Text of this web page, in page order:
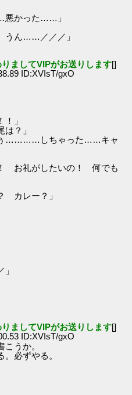
かった……」
ん……／／／」
ましてVIPがお送りします[]
ID:XVIsT/gxO
」
？」
…………しちゃった……キャ
お礼がしたいの！ 何でも
カレー？」
ましてVIPがお送りします[]
ID:XVIsT/gxO
うか。
必ずやる。